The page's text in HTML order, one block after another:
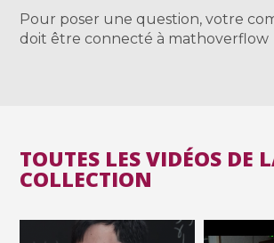
Pour poser une question, votre
doit être connecté à mathoverflow
TOUTES LES VIDÉOS DE
COLLECTION